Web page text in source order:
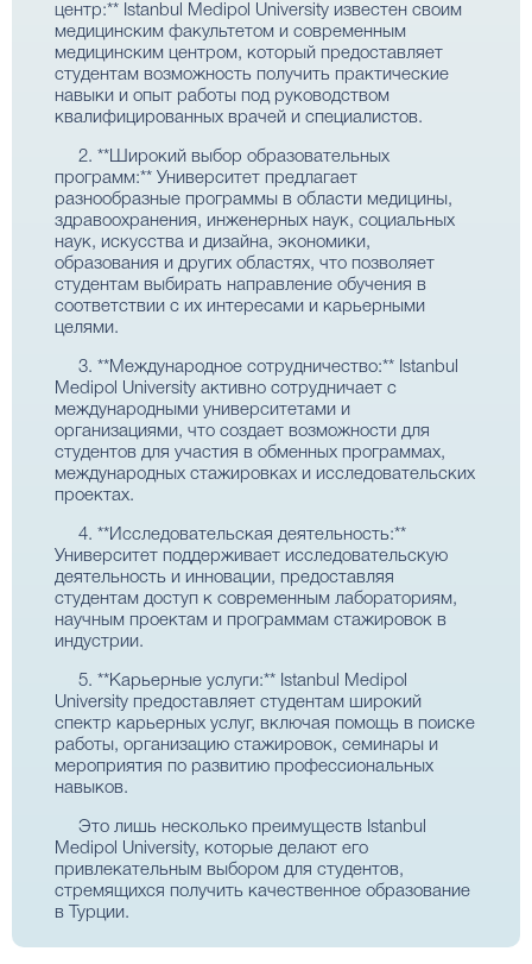
центр:** Istanbul Medipol University известен своим
медицинским факультетом и современным
медицинским центром, который предоставляет
студентам возможность получить практические
навыки и опыт работы под руководством
квалифицированных врачей и специалистов.
2. **Широкий выбор образовательных
программ:** Университет предлагает
разнообразные программы в области медицины,
здравоохранения, инженерных наук, социальных
наук, искусства и дизайна, экономики,
образования и других областях, что позволяет
студентам выбирать направление обучения в
соответствии с их интересами и карьерными
целями.
3. **Международное сотрудничество:** Istanbul
Medipol University активно сотрудничает с
международными университетами и
организациями, что создает возможности для
студентов для участия в обменных программах,
международных стажировках и исследовательских
проектах.
4. **Исследовательская деятельность:**
Университет поддерживает исследовательскую
деятельность и инновации, предоставляя
студентам доступ к современным лабораториям,
научным проектам и программам стажировок в
индустрии.
5. **Карьерные услуги:** Istanbul Medipol
University предоставляет студентам широкий
спектр карьерных услуг, включая помощь в поиске
работы, организацию стажировок, семинары и
мероприятия по развитию профессиональных
навыков.
Это лишь несколько преимуществ Istanbul
Medipol University, которые делают его
привлекательным выбором для студентов,
стремящихся получить качественное образование
в Турции.